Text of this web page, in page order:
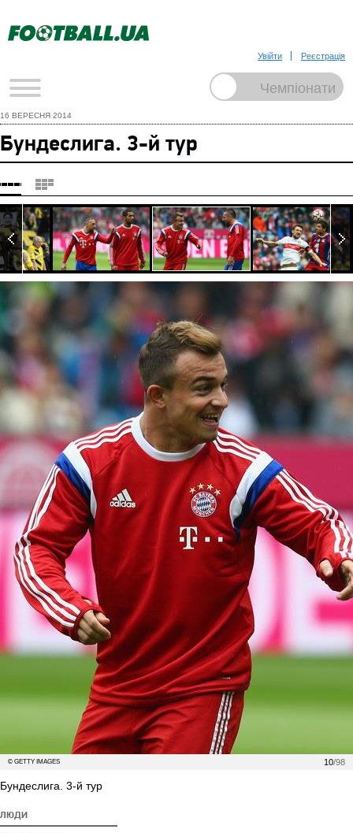
Увійти Реєстрація
16 ВЕРЕСНЯ 2014
Бундеслига. 3-й тур
10/98
© GETTY IMAGES
Бундеслига. 3-й тур
ЛЮДИ